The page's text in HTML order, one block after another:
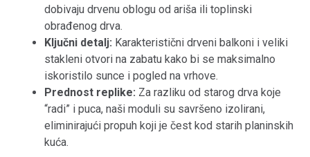
dobivaju drvenu oblogu od ariša ili toplinski
obrađenog drva.
Ključni detalj: Karakteristični drveni balkoni i veliki
stakleni otvori na zabatu kako bi se maksimalno
iskoristilo sunce i pogled na vrhove.
Prednost replike: Za razliku od starog drva koje
“radi” i puca, naši moduli su savršeno izolirani,
eliminirajući propuh koji je čest kod starih planinskih
kuća.